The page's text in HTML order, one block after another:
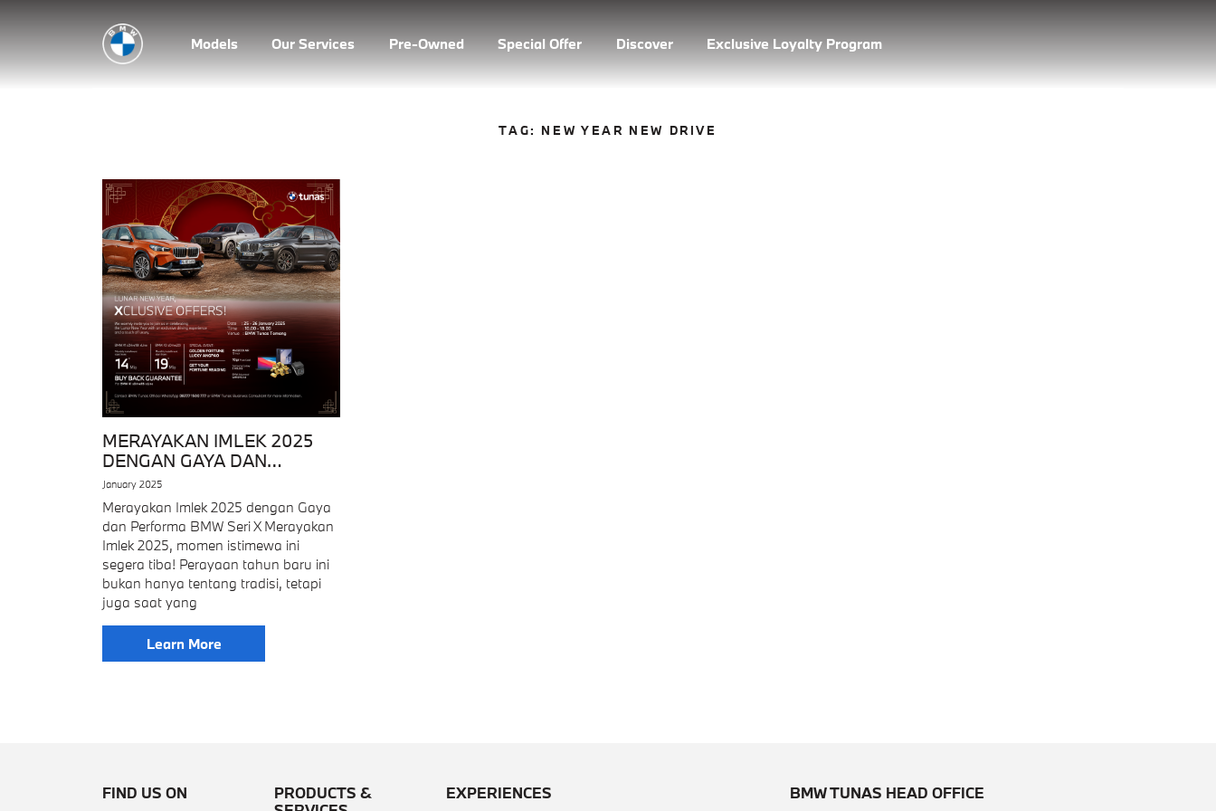
Models Our Services Pre-Owned Special Offer Discover Exclusive Loyalty Program
TAG: NEW YEAR NEW DRIVE
MERAYAKAN IMLEK 2025
DENGAN GAYA DAN
PERFORMA BMW SERI X
January 2025
Merayakan Imlek 2025 dengan Gaya
dan Performa BMW Seri X Merayakan
Imlek 2025, momen istimewa ini
segera tiba! Perayaan tahun baru ini
bukan hanya tentang tradisi, tetapi
juga saat yang
Learn More
FIND US ON
PRODUCTS &
EXPERIENCES BMW TUNAS HEAD OFFICE